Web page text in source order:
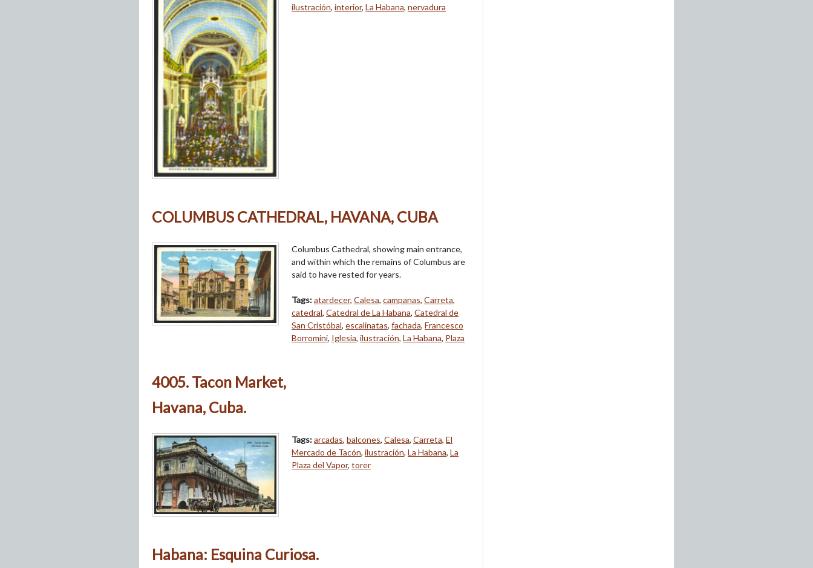
ilustración, interior, La Habana, nervadura
COLUMBUS CATHEDRAL, HAVANA, CUBA
Columbus Cathedral, showing main entrance,
and within which the remains of Columbus are
said to have rested for years.
Tags:atardecer, Calesa, campanas, Carreta,
catedral, Catedral de La Habana, Catedral de
San Cristóbal, escalinatas, fachada, Francesco
Borromini, Iglesia, ilustración, La Habana, Plaza
4005. Tacon Market,
Havana, Cuba.
Tags:arcadas, balcones, Calesa, Carreta, El
Mercado de Tacón, ilustración, La Habana, La
Plaza del Vapor, torer
Habana: Esquina Curiosa.